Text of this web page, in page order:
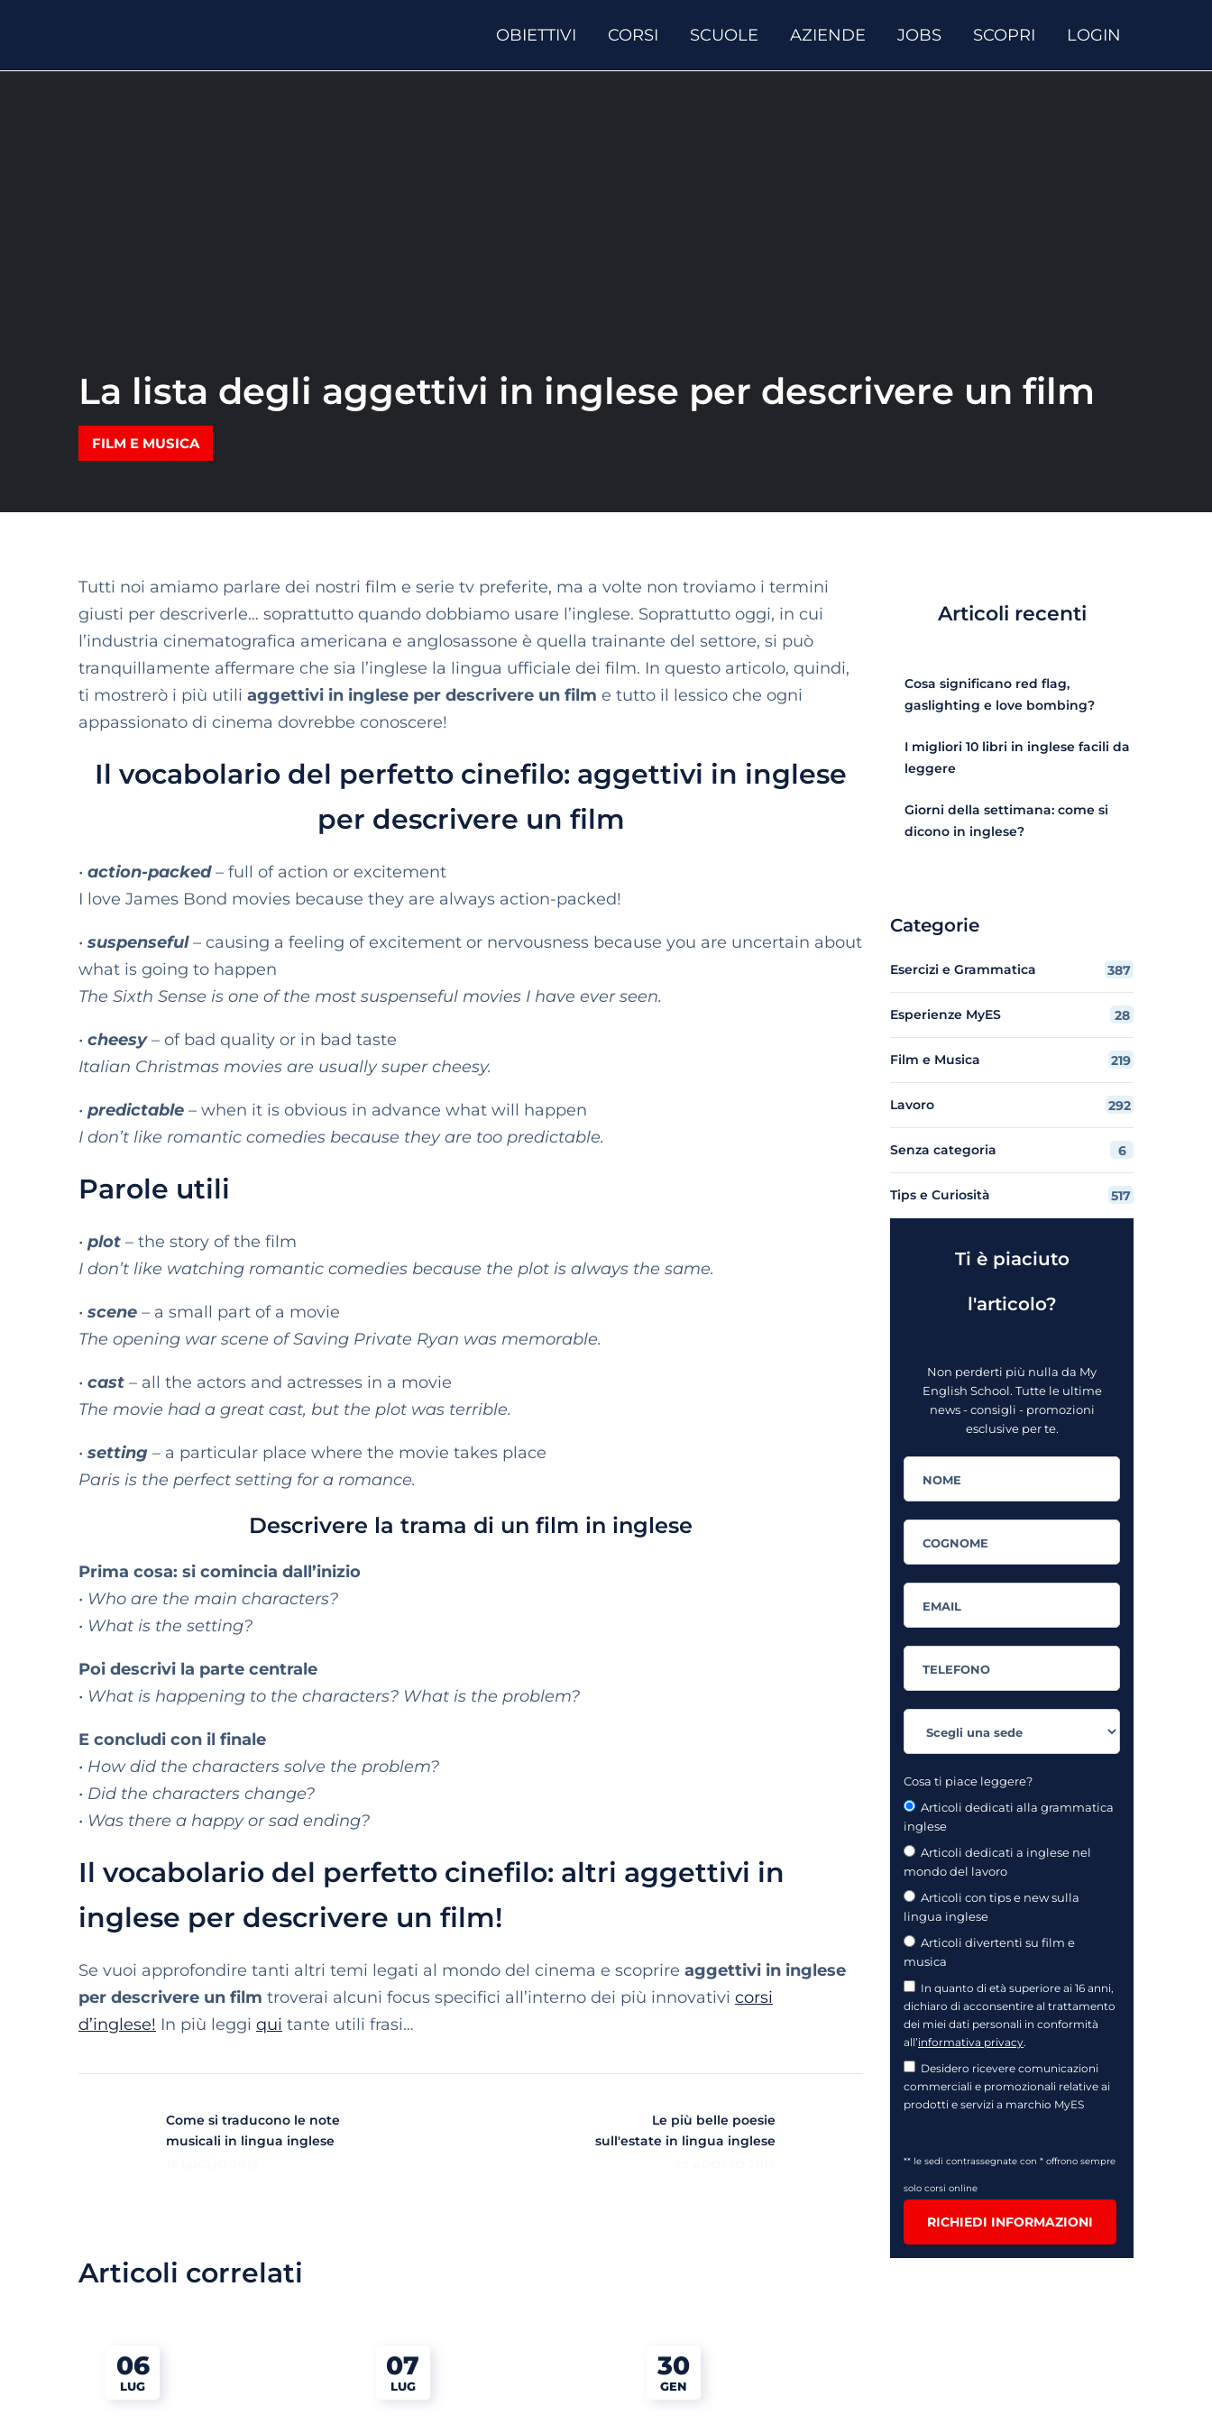
OBIETTIVI CORSI SCUOLE AZIENDE JOBS SCOPRI LOGIN
La lista degli aggettivi in inglese per descrivere un film
FILM E MUSICA
Tutti noi amiamo parlare dei nostri film e serie tv preferite, ma a volte non troviamo i termini
giusti per descriverle… soprattutto quando dobbiamo usare l’inglese. Soprattutto oggi, in cui
l’industria cinematografica americana e anglosassone è quella trainante del settore, si può
tranquillamente affermare che sia l’inglese la lingua ufficiale dei film. In questo articolo, quindi,
ti mostrerò i più utili aggettivi in inglese per descrivere un film e tutto il lessico che ogni
appassionato di cinema dovrebbe conoscere!
Il vocabolario del perfetto cinefilo: aggettivi in inglese
per descrivere un film
• action-packed– full of action or excitement
I love James Bond movies because they are always action-packed!
• suspenseful– causing a feeling of excitement or nervousness because you are uncertain about
what is going to happen
The Sixth Sense is one of the most suspenseful movies I have ever seen.
• cheesy – of bad quality or in bad taste
Italian Christmas movies are usually super cheesy.
• predictable – when it is obvious in advance what will happen
I don’t like romantic comedies because they are too predictable.
Parole utili
• plot – the story of the film
I don’t like watching romantic comedies because the plot is always the same.
• scene – a small part of a movie
The opening war scene of Saving Private Ryan was memorable.
• cast – all the actors and actresses in a movie
The movie had a great cast, but the plot was terrible.
• setting – a particular place where the movie takes place
Paris is the perfect setting for a romance.
Descrivere la trama di un film in inglese
Prima cosa: si comincia dall’inizio
• Who are the main characters?
• What is the setting?
Poi descrivi la parte centrale
• What is happening to the characters? What is the problem?
E concludi con il finale
• How did the characters solve the problem?
• Did the characters change?
• Was there a happy or sad ending?
Il vocabolario del perfetto cinefilo: altri aggettivi in
inglese per descrivere un film!
Se vuoi approfondire tanti altri temi legati al mondo del cinema e scoprire aggettivi in inglese
per descrivere un film troverai alcuni focus specifici all’interno dei più innovativi corsi
d’inglese! In più leggi qui tante utili frasi…
Come si traducono le note
musicali in lingua inglese
Le più belle poesie
sull'estate in lingua inglese
Articoli correlati
06
LUG
07
LUG
30
GEN
Articoli recenti
Cosa significano red flag,
gaslighting e love bombing?
I migliori 10 libri in inglese facili da
leggere
Giorni della settimana: come si
dicono in inglese?
Categorie
Esercizi e Grammatica 387
Esperienze MyES 28
Film e Musica 219
Lavoro 292
Senza categoria 6
Tips e Curiosità 517
Ti è piaciuto
l'articolo?
Non perderti più nulla da My
English School. Tutte le ultime
news - consigli - promozioni
esclusive per te.
Cosa ti piace leggere?
Articoli dedicati alla grammatica
inglese
Articoli dedicati a inglese nel
mondo del lavoro
Articoli con tips e new sulla
lingua inglese
Articoli divertenti su film e
musica
In quanto di età superiore ai 16 anni,
dichiaro di acconsentire al trattamento
dei miei dati personali in conformità
all’informativa privacy.
Desidero ricevere comunicazioni
commerciali e promozionali relative ai
prodotti e servizi a marchio MyES
** le sedi contrassegnate con * offrono sempre
solo corsi online
RICHIEDI INFORMAZIONI